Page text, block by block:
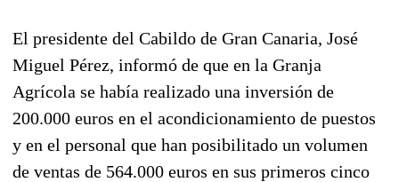
El presidente del Cabildo de Gran Canaria, José
Miguel Pérez, informó de que en la Granja
Agrícola se había realizado una inversión de
200.000 euros en el acondicionamiento de puestos
y en el personal que han posibilitado un volumen
de ventas de 564.000 euros en sus primeros cinco